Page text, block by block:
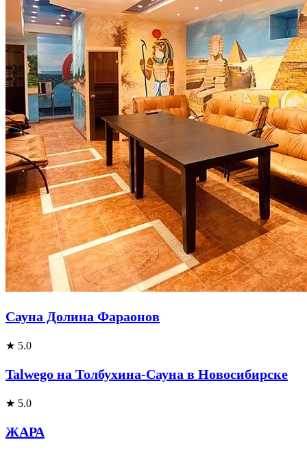
Сауна Долина Фараонов
★ 5.0
Talwego на Толбухина-Сауна в Новосибирске
★ 5.0
ЖАРА